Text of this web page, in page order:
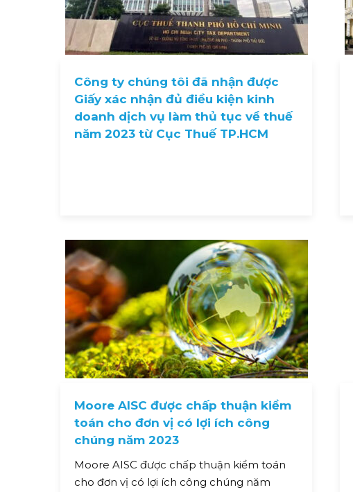
Công ty chúng tôi đã nhận được
Giấy xác nhận đủ điều kiện kinh
doanh dịch vụ làm thủ tục về thuế
năm 2023 từ Cục Thuế TP.HCM
Moore AISC được chấp thuận kiểm
toán cho đơn vị có lợi ích công
chúng năm 2023
Moore AISC được chấp thuận kiểm toán
cho đơn vị có lợi ích công chúng năm